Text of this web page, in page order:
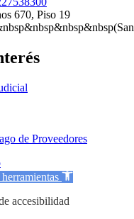
670, Piso 19
de Proveedores
accesibilidad